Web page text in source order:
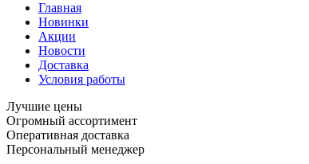
Главная
Новинки
Акции
Новости
Доставка
Условия работы
Лучшие цены
Огромный ассортимент
Оперативная доставка
Персональный менеджер